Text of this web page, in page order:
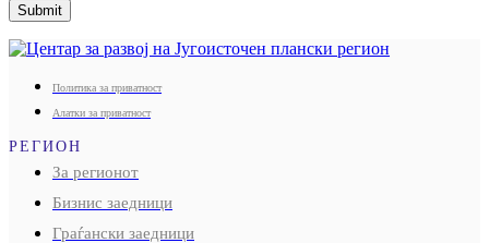
Submit
Политика за приватност
Алатки за приватност
РЕГИОН
За регионот
Бизнис заедници
Граѓански заедници